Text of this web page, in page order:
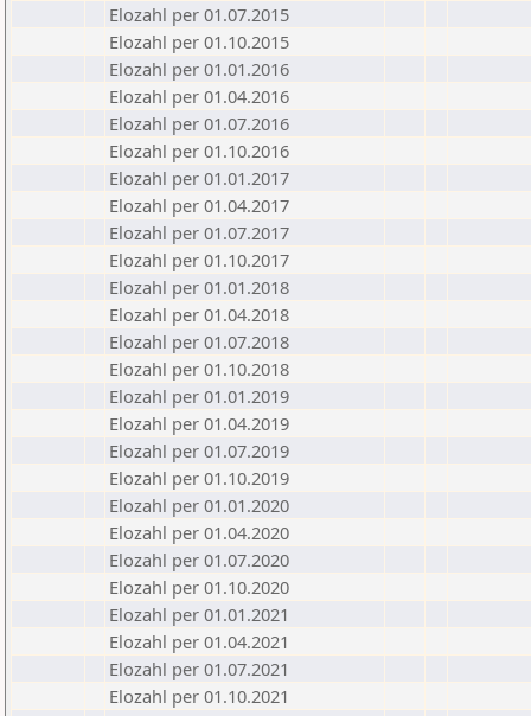
Elozahl per 01.07.2015
Elozahl per 01.10.2015
Elozahl per 01.01.2016
Elozahl per 01.04.2016
Elozahl per 01.07.2016
Elozahl per 01.10.2016
Elozahl per 01.01.2017
Elozahl per 01.04.2017
Elozahl per 01.07.2017
Elozahl per 01.10.2017
Elozahl per 01.01.2018
Elozahl per 01.04.2018
Elozahl per 01.07.2018
Elozahl per 01.10.2018
Elozahl per 01.01.2019
Elozahl per 01.04.2019
Elozahl per 01.07.2019
Elozahl per 01.10.2019
Elozahl per 01.01.2020
Elozahl per 01.04.2020
Elozahl per 01.07.2020
Elozahl per 01.10.2020
Elozahl per 01.01.2021
Elozahl per 01.04.2021
Elozahl per 01.07.2021
Elozahl per 01.10.2021